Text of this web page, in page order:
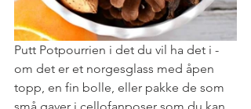
Putt Potpourrien i det du vil ha det i -
om det er et norgesglass med åpen
topp, en fin bolle, eller pakke de som
små gaver i cellofanposer som du kan